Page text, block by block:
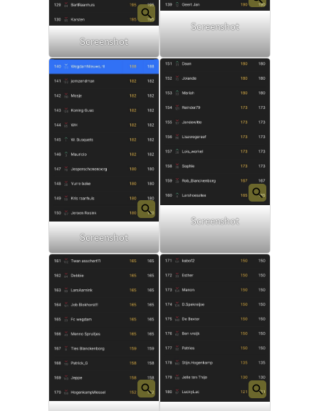
Screenshot
Screenshot
Screenshot
Screenshot